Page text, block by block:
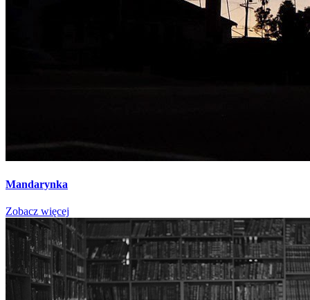
Mandarynka
Zobacz więcej